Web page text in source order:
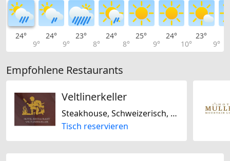
24°
9°
24°
9°
23°
8°
24°
8°
25°
9°
24°
10°
23°
9°
Empfohlene Restaurants
Veltlinerkeller
Steakhouse, Schweizerisch, Italienisch
Tisch reservieren